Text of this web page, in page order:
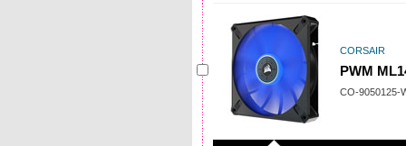
CORSAIR
PWM
CO-9050125-